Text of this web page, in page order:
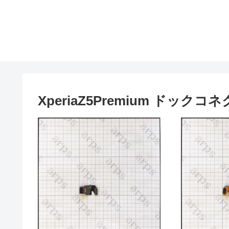
XperiaZ5Premium ドックコネ